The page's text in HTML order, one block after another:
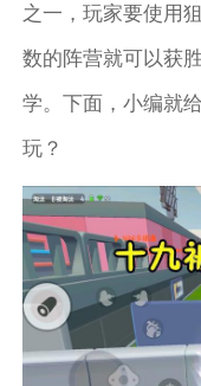
之一，玩家要使用
数的阵营就可以获
学。下面，小编就
玩？